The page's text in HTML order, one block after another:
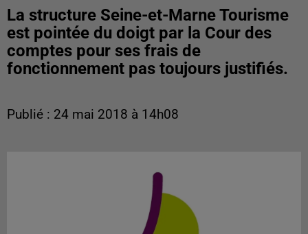
La structure Seine-et-Marne Tourisme
est pointée du doigt par la Cour des
comptes pour ses frais de
fonctionnement pas toujours justifiés.
Publié : 24 mai 2018 à 14h08